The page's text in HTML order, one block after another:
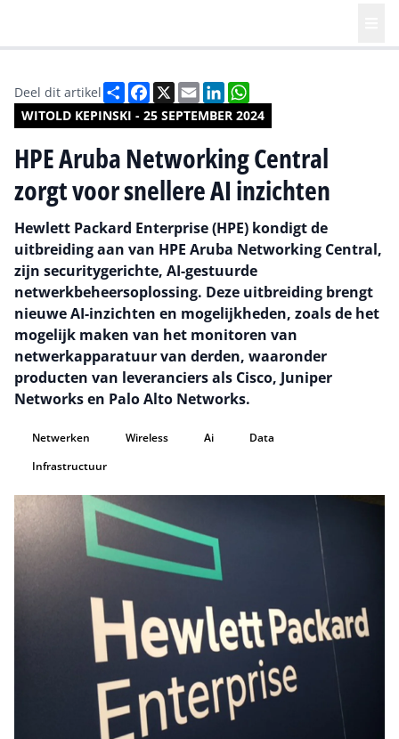
WITOLD KEPINSKI - 25 SEPTEMBER 2024
Deel dit artikel DeelFacebook
X EmailLinkedIn
HPE Aruba Networking Central
zorgt voor snellere AI inzichten
Hewlett Packard Enterprise (HPE) kondigt de
uitbreiding aan van HPE Aruba Networking Central,
zijn securitygerichte, AI-gestuurde
netwerkbeheersoplossing. Deze uitbreiding brengt
nieuwe AI-inzichten en mogelijkheden, zoals de het
mogelijk maken van het monitoren van
netwerkapparatuur van derden, waaronder
producten van leveranciers als Cisco, Juniper
Networks en Palo Alto Networks.
Netwerken Wireless Ai
Data
Infrastructuur